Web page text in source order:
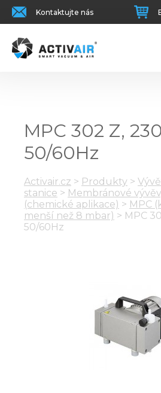
Kontaktujte nás
MPC 302 Z,
50/60Hz
Activair.cz > Produkty >
stanice > Membránové
(chemické aplikace) > MPC
menší než 8 mbar) > MPC
50/60Hz